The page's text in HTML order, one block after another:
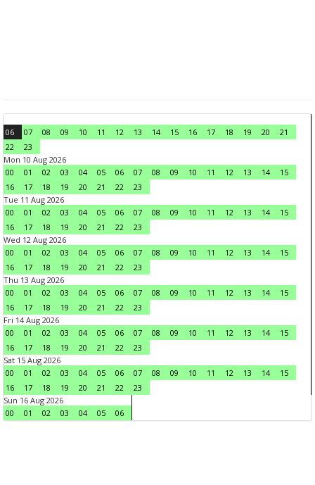
06 07 08 09 10 11 12 13 14 15 16 17 18 19 20
21
22
23
Mon 10 Aug 2026
00
01 02 03 04 05 06 07 08 09 10 11 12 13 14
15
16
17 18 19 20 21 22
23
Tue 11 Aug 2026
00
01 02 03 04 05 06 07 08 09 10 11 12 13 14
15
16
17 18 19 20 21 22
23
Wed 12 Aug 2026
00
01 02 03 04 05 06 07 08 09 10 11 12 13 14
15
16
17 18 19 20 21 22
23
Thu 13 Aug 2026
00
01 02 03 04 05 06 07 08 09 10 11 12 13 14
15
16
17 18 19 20 21 22
23
Fri 14 Aug 2026
00
01 02 03 04 05 06 07 08 09 10 11 12 13 14
15
16
17 18 19 20 21 22
23
Sat 15 Aug 2026
00
01 02 03 04 05 06 07 08 09 10 11 12 13 14
15
16
17 18 19 20 21 22
23
Sun 16 Aug 2026
00
01 02 03 04 05 06